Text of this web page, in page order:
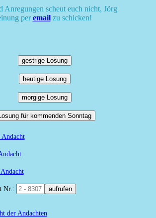
Anregungen scheut euch nicht, Jörg
peremailzu schicken!
gestrige Losung
heutige Losung
morgige Losung
für kommenden Sonntag
Andacht
Nr.: aufrufen
der Andachten